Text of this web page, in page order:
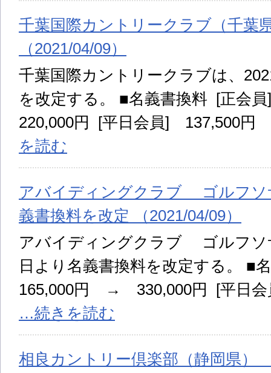
千葉国際カントリークラブ（千
（2021/04/09）
千葉国際カントリークラブは、
を改定する。 ■名義書換料 [正
220,000円 [平日会員] 137,500
を読む
アバイディングクラブ ゴルフ
義書換料を改定 （2021/04/09）
アバイディングクラブ ゴルフソ
日より名義書換料を改定する。
165,000円 → 330,000円 [平日
…続きを読む
相良カントリー倶楽部（静岡県）